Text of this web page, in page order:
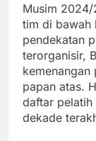
Musim
tim di bawah
pendekatan
terorganisir,
kemenangan
papan atas.
daftar pelatih
dekade